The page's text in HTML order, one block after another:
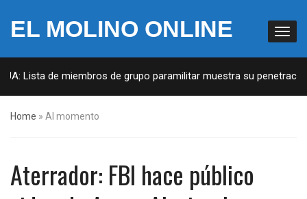
EL MOLINO ONLINE
Lista de miembros de grupo paramilitar muestra su penetración
Home » Al momento
Aterrador: FBI hace público